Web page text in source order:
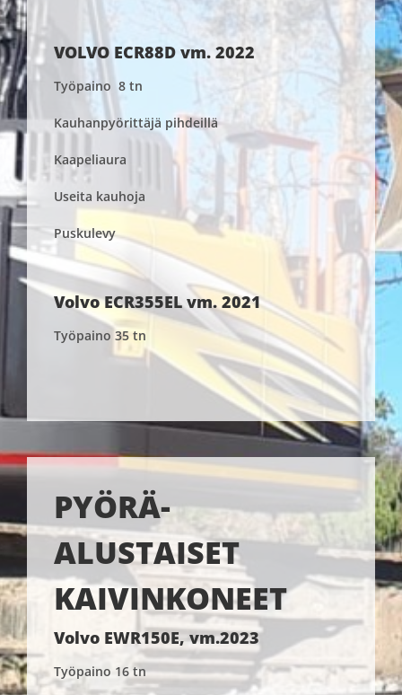
VOLVO ECR88D vm. 2022
Työpaino 8 tn
Kauhanpyörittäjä pihdeillä
Kaapeliaura
Useita kauhoja
Puskulevy
Volvo ECR355EL vm. 2021
Työpaino 35 tn
PYÖRÄ-
ALUSTAISET
KAIVINKONEET
Volvo EWR150E, vm.2023
Työpaino 16 tn